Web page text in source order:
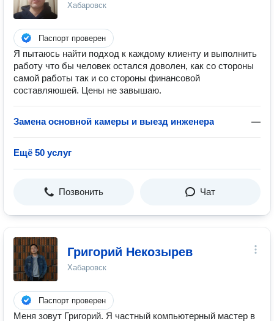
Хабаровск
Паспорт проверен
Я пытаюсь найти подход к каждому клиенту и выполнить
работу что бы человек остался доволен, как со стороны
самой работы так и со стороны финансовой
составляюшей. Цены не завышаю.
Замена основной камеры и выезд инженера —
Ещё 50 услуг
Позвонить Чат
Григорий Некозырев
Хабаровск
Паспорт проверен
Меня зовут Григорий. Я частный компьютерный мастер в